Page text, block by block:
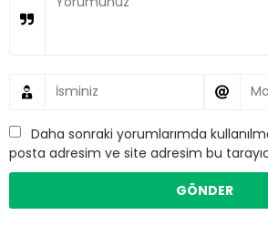
Daha sonraki yorumlarımda
posta adresim ve site adresim bu